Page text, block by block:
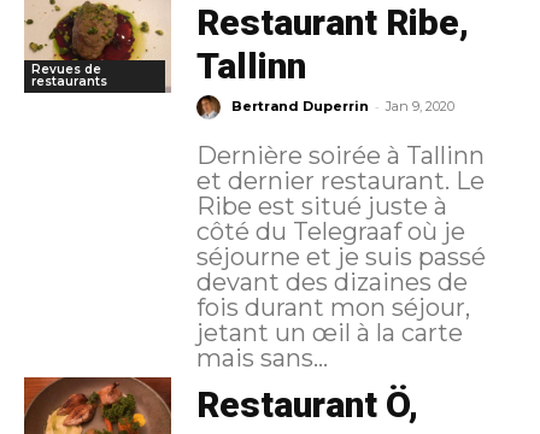
Revues de
restaurants
Restaurant Ribe,
Tallinn
Bertrand Duperrin - Jan 9, 2020
Dernière soirée à Tallinn
et dernier restaurant. Le
Ribe est situé juste à
côté du Telegraaf où je
séjourne et je suis passé
devant des dizaines de
fois durant mon séjour,
jetant un œil à la carte
mais sans...
Restaurant Ö,